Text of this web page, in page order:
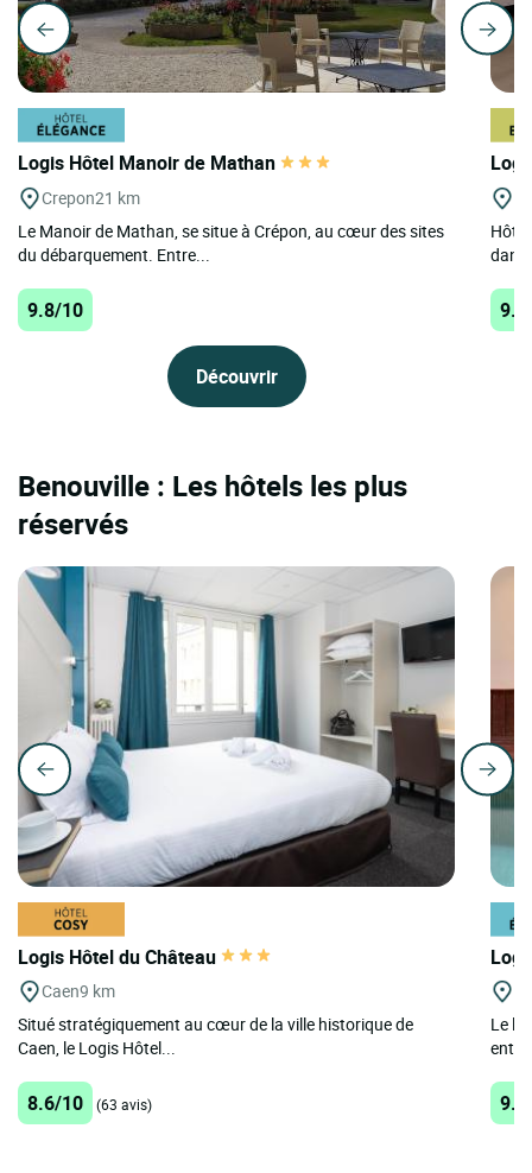
Logis Hôtel Manoir de Mathan
Crepon21 km
Le Manoir de Mathan, se situe à Crépon, au cœur des sites
du débarquement. Entre...
9.8/10
Découvrir
dans
Benouville : Les hôtels les plus
réservés
Logis Hôtel du Château
Caen9 km
Situé stratégiquement au cœur de la ville historique de
Caen, le Logis Hôtel...
8.6/10 (63 avis)
Le
entre